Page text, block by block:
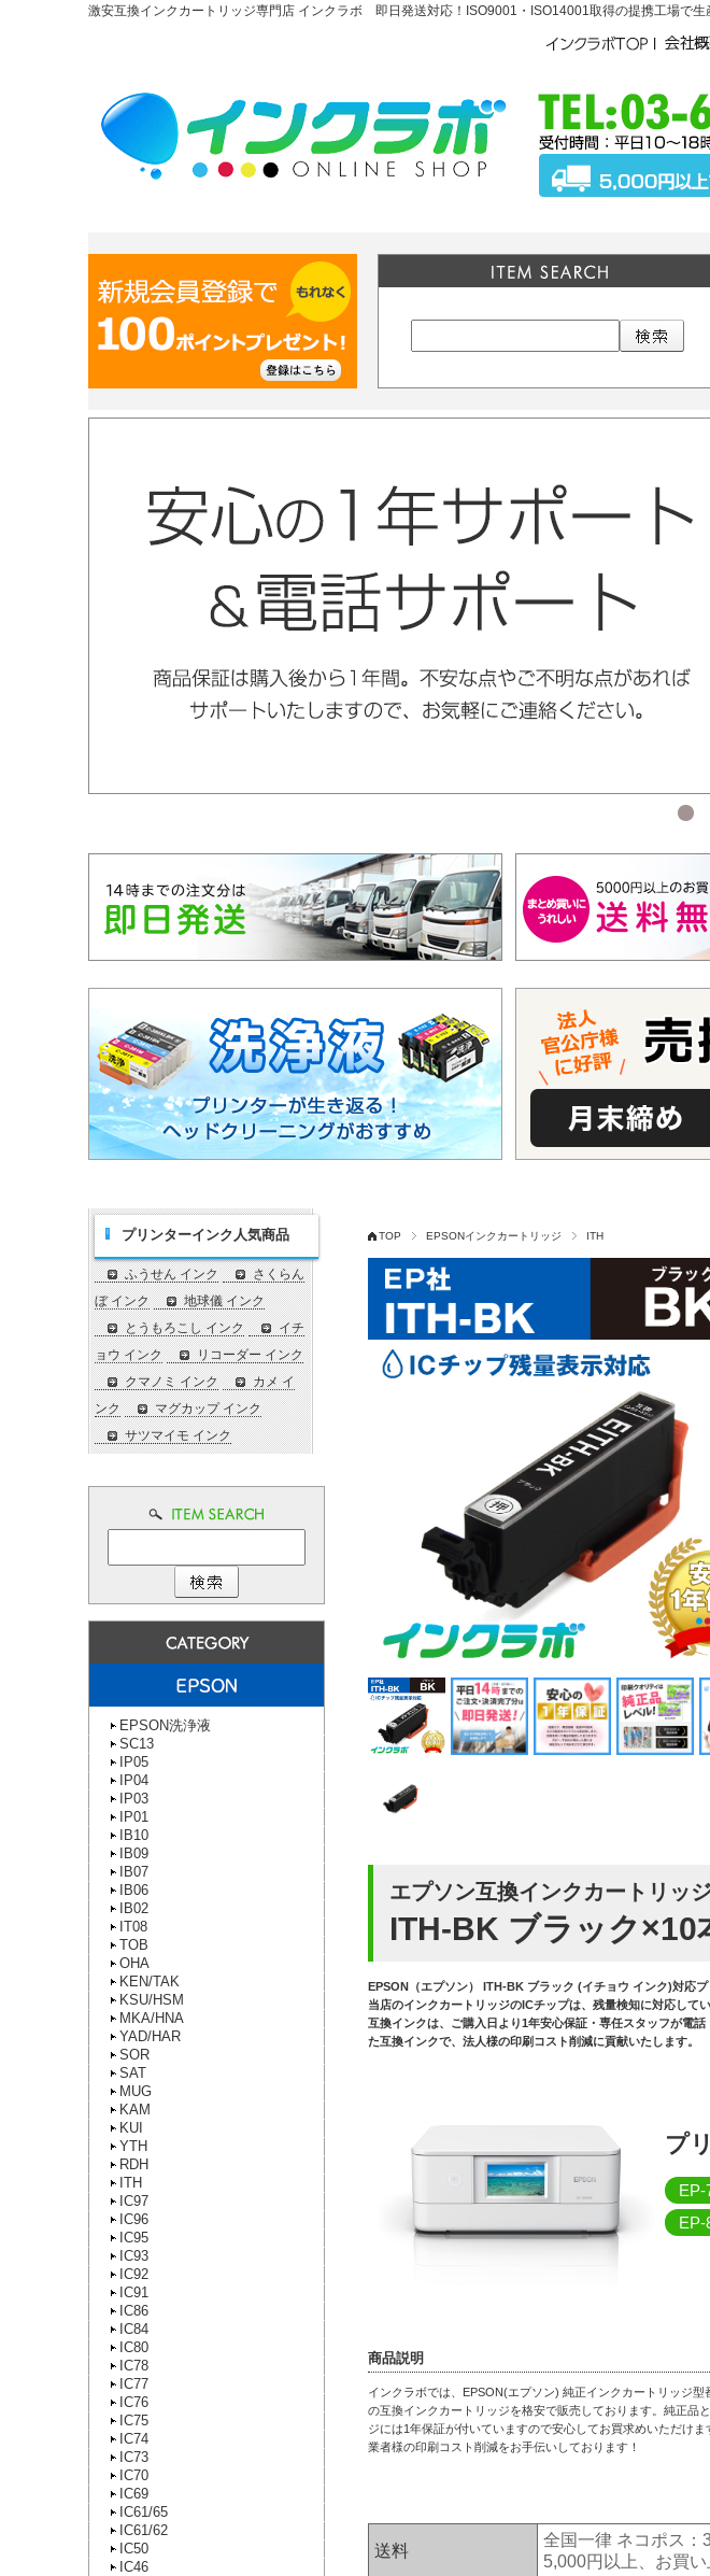
激安互換インクカートリッジ専門店 インクラボ 即日発送対応！ISO9001・ISO14001取得の提携工場で
TOP EPSONインクカートリッジ ITH
エプソン互換インクカートリッ
ITH-BK ブラック×10
EPSON（エプソン） ITH-BK ブラック (イチョウ インク)対応
当店のインクカートリッジのICチップは、残量検知に対応して
互換インクは、ご購入日より1年安心保証・専任スタッフが電
た互換インクで、法人様の印刷コスト削減に貢献いたします。
プ
EP-
EP-
商品説明
インクラボでは、EPSON(エプソン) 純正インクカートリッジ型
の互換インクカートリッジを格安で販売しております。純正品
ジには1年保証が付いていますので安心してお買求めいただけ
業者様の印刷コスト削減をお手伝いしております！
送料
全国一律 ネコポス
5,000円以上、お買い
プリンターインク人気商品
ふうせん インク
さくらん
ぼ インク
地球儀 インク
とうもろこし インク
イチ
ョウ インク
リコーダー インク
クマノミ インク
カメ イ
ンク
マグカップ インク
サツマイモ インク
EPSON洗浄液
SC13
IP05
IP04
IP03
IP01
IB10
IB09
IB07
IB06
IB02
IT08
TOB
OHA
KEN/TAK
KSU/HSM
MKA/HNA
YAD/HAR
SOR
SAT
MUG
KAM
KUI
YTH
RDH
ITH
IC97
IC96
IC95
IC93
IC92
IC91
IC86
IC84
IC80
IC78
IC77
IC76
IC75
IC74
IC73
IC70
IC69
IC61/65
IC61/62
IC50
IC46